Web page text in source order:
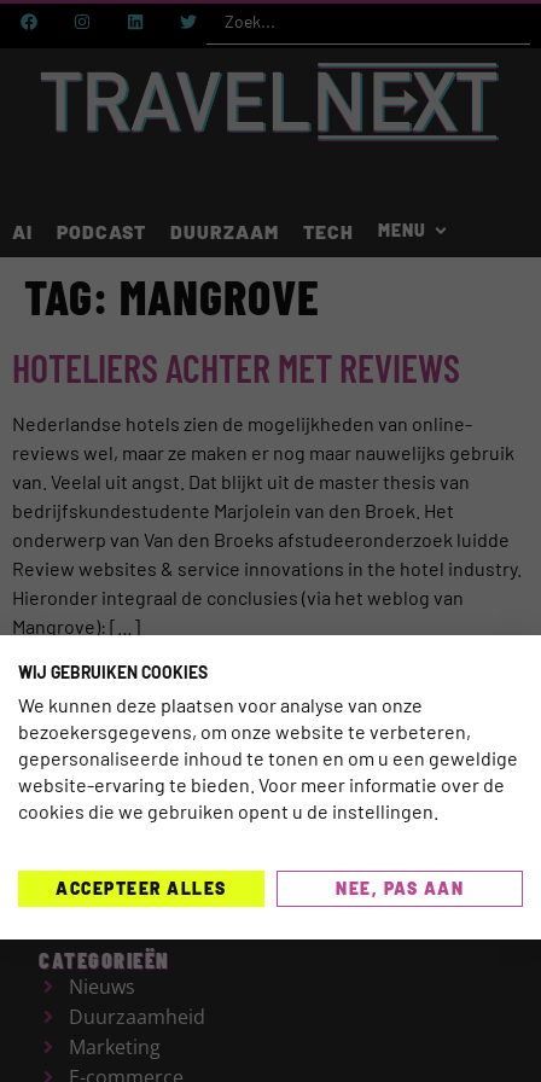
AI PODCAST DUURZAAM TECH
TAG: MANGROVE
HOTELIERS ACHTER MET REVIEWS
Nederlandse hotels zien de mogelijkheden van online-
reviews wel, maar ze maken er nog maar nauwelijks gebruik
van. Veelal uit angst. Dat blijkt uit de master thesis van
bedrijfskundestudente Marjolein van den Broek. Het
onderwerp van Van den Broeks afstudeeronderzoek luidde
Review websites & service innovations in the hotel industry.
Hieronder integraal de conclusies (via het weblog van
Mangrove): […]
TRAVELNEXT is hét leading kennisplatform voor de
gehele reisbranche, met een focus op de laatste
updates en ontwikkelingen binnen de (online)
onder meer Technologie, Duurzaamheid, AI, Marketing,
CATEGORIEËN
Nieuws
Duurzaamheid
Marketing
WIJ GEBRUIKEN COOKIES
We kunnen deze plaatsen voor analyse van onze
bezoekersgegevens, om onze website te verbeteren,
gepersonaliseerde inhoud te tonen en om u een geweldige
website-ervaring te bieden. Voor meer informatie over de
cookies die we gebruiken opent u de instellingen.
ACCEPTEER ALLES NEE, PAS AAN